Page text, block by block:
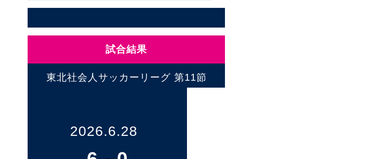
試合結果
東北社会人サッカーリーグ 第11節
2026.6.28